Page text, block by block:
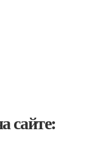
сайте: